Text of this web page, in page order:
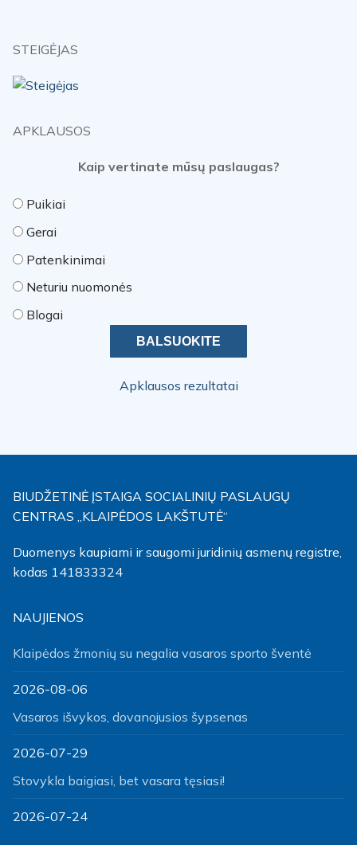
STEIGĖJAS
APKLAUSOS
Kaip vertinate mūsų paslaugas?
Puikiai
Gerai
Patenkinimai
Neturiu nuomonės
Blogai
Apklausos rezultatai
BIUDŽETINĖ ĮSTAIGA SOCIALINIŲ PASLAUGŲ
CENTRAS „KLAIPĖDOS LAKŠTUTĖ“
Duomenys kaupiami ir saugomi juridinių asmenų registre,
kodas 141833324
NAUJIENOS
Klaipėdos žmonių su negalia vasaros sporto šventė
2026-08-06
Vasaros išvykos, dovanojusios šypsenas
2026-07-29
Stovykla baigiasi, bet vasara tęsiasi!
2026-07-24